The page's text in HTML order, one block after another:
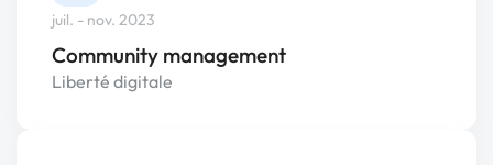
juil. - nov. 2023
Community management
Liberté digitale